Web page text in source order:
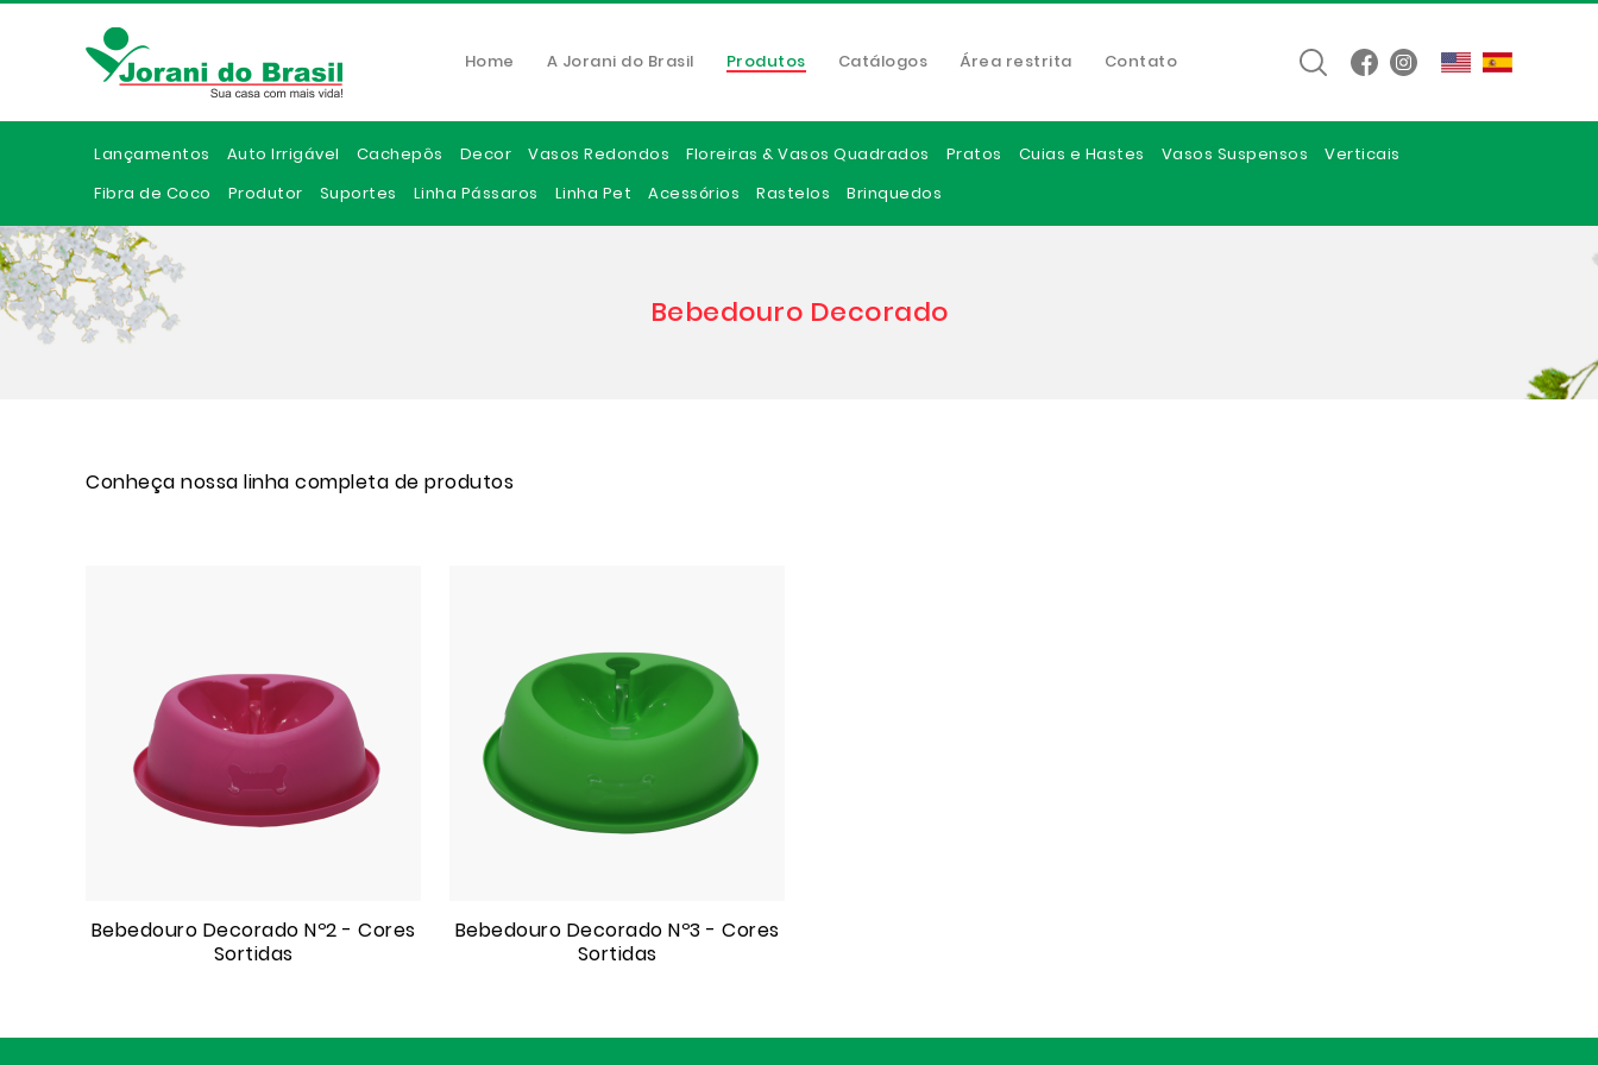
Home A Jorani do Brasil Produtos Catálogos Área restrita Contato
Lançamentos Auto Irrigável Cachepôs Decor Vasos Redondos Floreiras & Vasos Quadrados Pratos Cuias e Hastes Vasos Suspensos
Verticais
Fibra de Coco
Produtor Suportes Linha Pássaros Linha Pet Acessórios Rastelos Brinquedos
Bebedouro Decorado
Conheça nossa linha completa de produtos
Bebedouro Decorado Nº2 - Cores
Sortidas
Bebedouro Decorado Nº3 - Cores
Sortidas